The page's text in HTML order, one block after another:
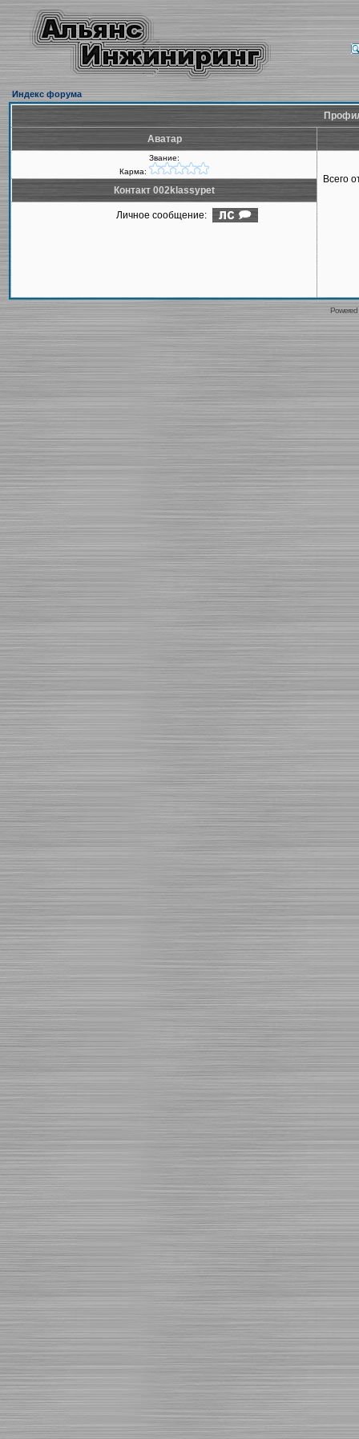
Индекс форума
Аватар
Звание:
Карма:
Всего
Контакт 002klassypet
Личное сообщение: